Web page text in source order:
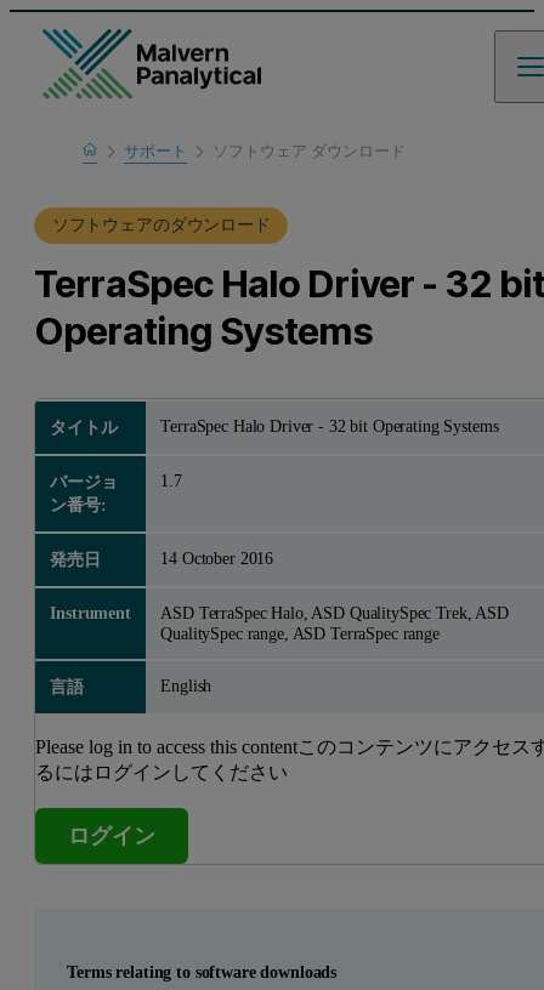
Homeサポート
製品サポート
ソフトウェア ダウンロード
ソフトウェアのダウンロード
TerraSpec Halo Driver - 32
Operating Systems
タイトル TerraSpec Halo Driver - 32 bit Operating Systems
バージョ
ン番号:
1.7
発売日 14 October 2016
Instrument
ASD TerraSpec Halo, ASD QualitySpec Trek, ASD
QualitySpec range, ASD TerraSpec range
言語 English
Please log in to access this contentこのコンテンツにアクセス
るにはログインしてください
ログイン
Terms relating to software downloads